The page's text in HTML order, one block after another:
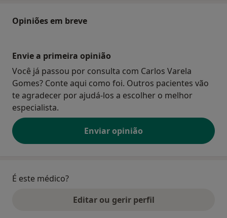
Opiniões em breve
Envie a primeira opinião
Você já passou por consulta com Carlos Varela
Gomes? Conte aqui como foi. Outros pacientes vão
te agradecer por ajudá-los a escolher o melhor
especialista.
Enviar opinião
É este médico?
Editar ou gerir perfil